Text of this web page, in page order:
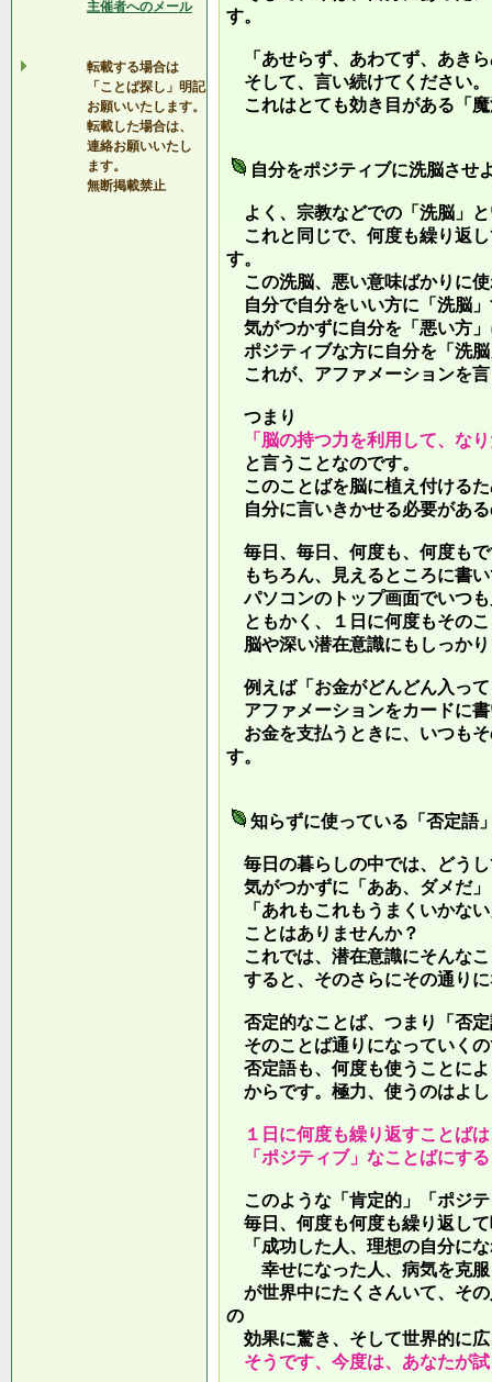
主催者へのメール
転載する場合は
「ことば探し」明記
お願いいたします。
転載した場合は、
連絡お願いいたし
ます。
無断掲載禁止
す。
「あせらず、あわてず、あき
そして、言い続けてください。
これはとても効き目がある「
自分をポジティブに洗脳させ
よく、宗教などでの「洗脳」
これと同じで、何度も繰り返
す。
この洗脳、悪い意味ばかりに
自分で自分をいい方に「洗脳
気がつかずに自分を「悪い方
ポジティブな方に自分を「洗
これが、アファメーションを
つまり
「脳の持つ力を利用して、な
と言うことなのです。
このことばを脳に植え付ける
自分に言いきかせる必要があ
毎日、毎日、何度も、何度も
もちろん、見えるところに書
パソコンのトップ画面でいつ
ともかく、１日に何度もその
脳や深い潜在意識にもしっか
例えば「お金がどんどん入っ
アファメーションをカードに
お金を支払うときに、いつも
す。
知らずに使っている「否定語
毎日の暮らしの中では、どう
気がつかずに「ああ、ダメだ
「あれもこれもうまくいかな
ことはありませんか？
これでは、潜在意識にそんな
すると、そのさらにその通り
否定的なことば、つまり「否
そのことば通りになっていく
否定語も、何度も使うことに
からです。極力、使うのはよ
１日に何度も繰り返すことば
「ポジティブ」なことばにす
このような「肯定的」「ポジ
毎日、何度も何度も繰り返し
「成功した人、理想の自分に
幸せになった人、病気を克服
が世界中にたくさんいて、そ
の
効果に驚き、そして世界的に
そうです、今度は、あなたが